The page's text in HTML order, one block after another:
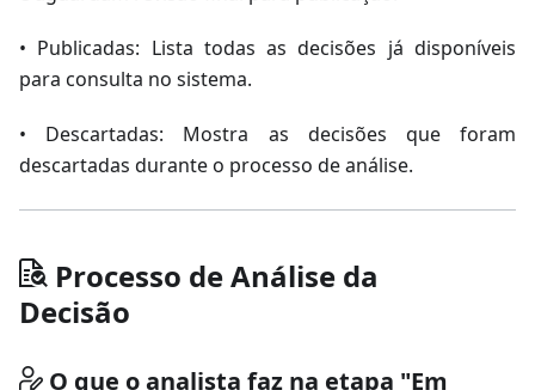
• Publicadas: Lista todas as decisões já disponíveis
para consulta no sistema.
• Descartadas: Mostra as decisões que foram
descartadas durante o processo de análise.
Processo de Análise da
Decisão
O que o analista faz na etapa "Em